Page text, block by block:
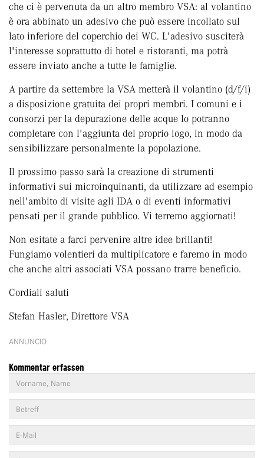
che ci è pervenuta da un altro membro VSA: al volantino
è ora abbinato un adesivo che può essere incollato sul
lato inferiore del coperchio dei WC. L'adesivo susciterà
l'interesse soprattutto di hotel e ristoranti, ma potrà
essere inviato anche a tutte le famiglie.
A partire da settembre la VSA metterà il volantino (d/f/i)
a disposizione gratuita dei propri membri. I comuni e i
consorzi per la depurazione delle acque lo potranno
completare con l'aggiunta del proprio logo, in modo da
sensibilizzare personalmente la popolazione.
Il prossimo passo sarà la creazione di strumenti
informativi sui microinquinanti, da utilizzare ad esempio
nell'ambito di visite agli IDA o di eventi informativi
pensati per il grande pubblico. Vi terremo aggiornati!
Non esitate a farci pervenire altre idee brillanti!
Fungiamo volentieri da multiplicatore e faremo in modo
che anche altri associati VSA possano trarre beneficio.
Cordiali saluti
Stefan Hasler, Direttore VSA
ANNUNCIO
Kommentar erfassen